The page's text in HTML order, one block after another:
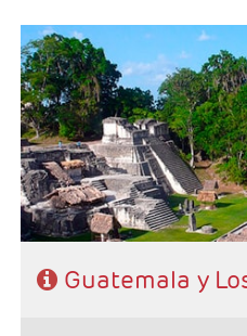
- Salidas: Martes
- Ruta: 2 noches Antigua
Panajache, 3 noches
Copán.
- Categoría hotelera: 3*, 4* y
- Régimen: 7 desayunos y 1
Guatemala y